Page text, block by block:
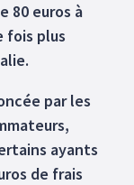
80 euros à
fois plus
par les
ayants
de frais